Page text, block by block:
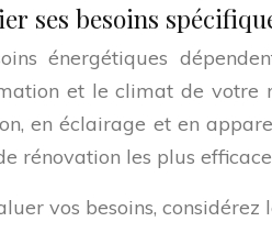
ses besoins
énergétiques
et le climat de votre
en éclairage et en
rénovation les plus
vos besoins,